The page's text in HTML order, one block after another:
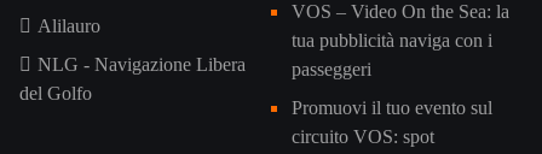
Alilauro
NLG - Navigazione Libera
del Golfo
VOS – Video On the Sea: la
tua pubblicità naviga con i
passeggeri
Promuovi il tuo evento sul
circuito VOS: spot